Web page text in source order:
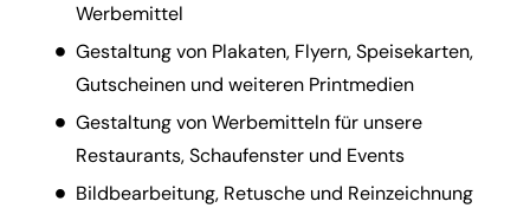
Werbemittel
Gestaltung von Plakaten, Flyern, Speisekarten,
Gutscheinen und weiteren Printmedien
Gestaltung von Werbemitteln für unsere
Restaurants, Schaufenster und Events
Bildbearbeitung, Retusche und Reinzeichnung